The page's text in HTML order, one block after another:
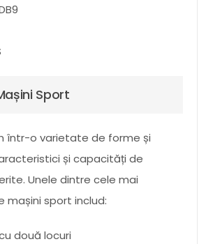
Sport
într-o varietate de forme și
și capacități de
Unele dintre cele mai
mașini sport includ:
două locuri